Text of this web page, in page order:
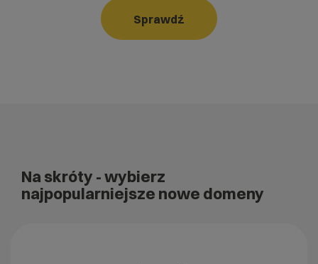
Sprawdź
Na skróty - wybierz
najpopularniejsze nowe domeny